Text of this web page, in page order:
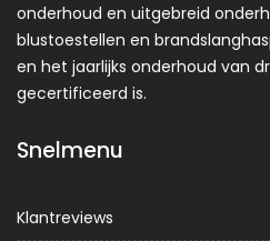
onderhoud en uitgebreid
blustoestellen en
en het jaarlijks onderhoud van
gecertificeerd is.
Snelmenu
Klantreviews